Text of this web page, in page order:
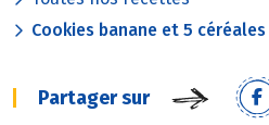
Cookies banane et 5 céréales
Partager sur